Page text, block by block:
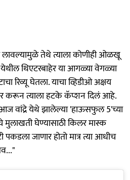
लावल्यामुळे तेथे त्याला कोणीही ओळखू
थिएटरबाहेर या आगळ्या वेगळ्या
रिव्यू घेतला. याचा व्हिडीओ अक्षय
करून त्याला हटके कॅप्शन दिलं आहे.
वांद्रे येथे झालेल्या 'हाऊसफुल 5'च्या
मुलाखती घेण्यासाठी किलर मास्क
पकडला जाणार होतो मात्र त्या आधीच